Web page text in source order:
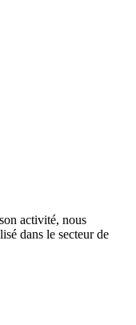
activité, nous
dans le secteur de